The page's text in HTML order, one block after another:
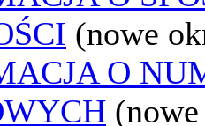
(nowe
O